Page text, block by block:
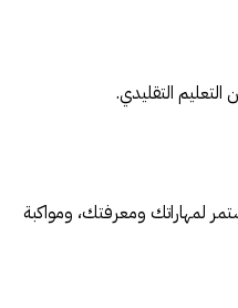
التعليم التقليدي.
لمهاراتك ومعرفتك، ومواكبة